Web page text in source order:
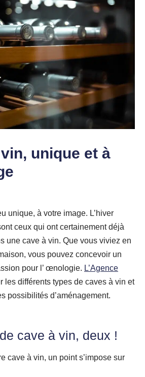
unique et à
unique, à votre image. L’hiver
ceux qui ont certainement déjà
une cave à vin. Que vous viviez en
vous pouvez concevoir un
pour l’ œnologie. L’Agence
les différents types de caves à vin et
possibilités d’aménagement.
cave à vin, deux !
cave à vin, un point s’impose sur